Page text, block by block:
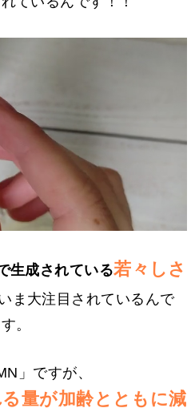
生成されている若々しさ
ま大注目されているんで
す。
」ですが、
る量が加齢とともに減